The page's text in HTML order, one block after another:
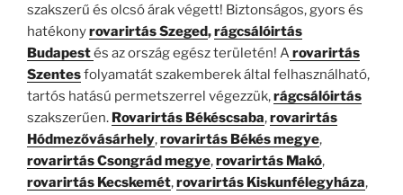
szakszerű és olcsó árak végett! Biztonságos, gyors és
hatékonyrovarirtás Szeged,rágcsálóirtás
Budapestés az ország egész területén! Arovarirtás
Szentesfolyamatát szakemberek által felhasználható,
tartós hatású permetszerrel végezzük,rágcsálóirtás
szakszerűen. Rovarirtás Békéscsaba,rovarirtás
Hódmezővásárhely,rovarirtás Békés megye,
rovarirtás Csongrád megye,rovarirtás Makó,
rovarirtás Kecskemét,rovarirtás Kiskunfélegyháza,